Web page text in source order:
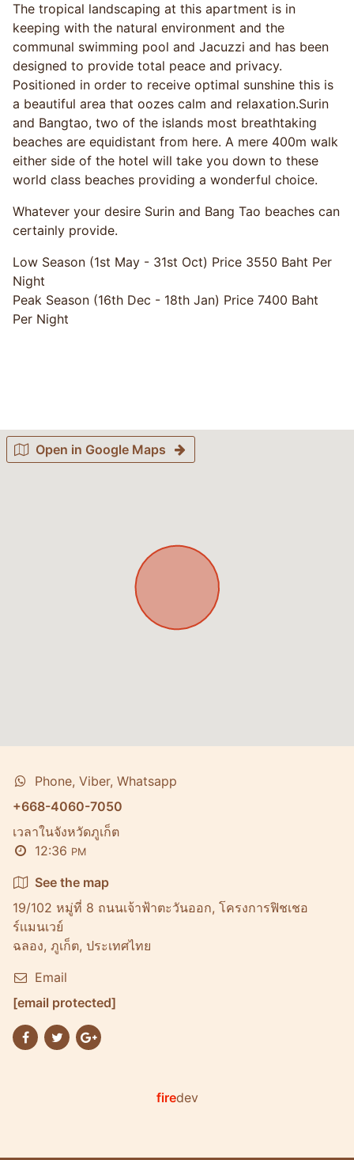
The tropical landscaping at this apartment is in
keeping with the natural environment and the
communal swimming pool and Jacuzzi and has been
designed to provide total peace and privacy.
Positioned in order to receive optimal sunshine this is
a beautiful area that oozes calm and relaxation.Surin
and Bangtao, two of the islands most breathtaking
beaches are equidistant from here. A mere 400m walk
either side of the hotel will take you down to these
world class beaches providing a wonderful choice.
Whatever your desire Surin and Bang Tao beaches can
certainly provide.
Low Season (1st May - 31st Oct) Price 3550 Baht Per
Night
Peak Season (16th Dec - 18th Jan) Price 7400 Baht
Per Night
Open in Google Maps
Phone, Viber, Whatsapp
+668-4060-7050
เวลาในจังหวัดภูเก็ต
12:36 PM
See the map
19/102 หมู่ที่ 8 ถนนเจ้าฟ้าตะวันออก, โครงการฟิชเชอ
ร์เเมนเวย์
ฉลอง, ภูเก็ต, ประเทศไทย
Email
[email protected]
firedev